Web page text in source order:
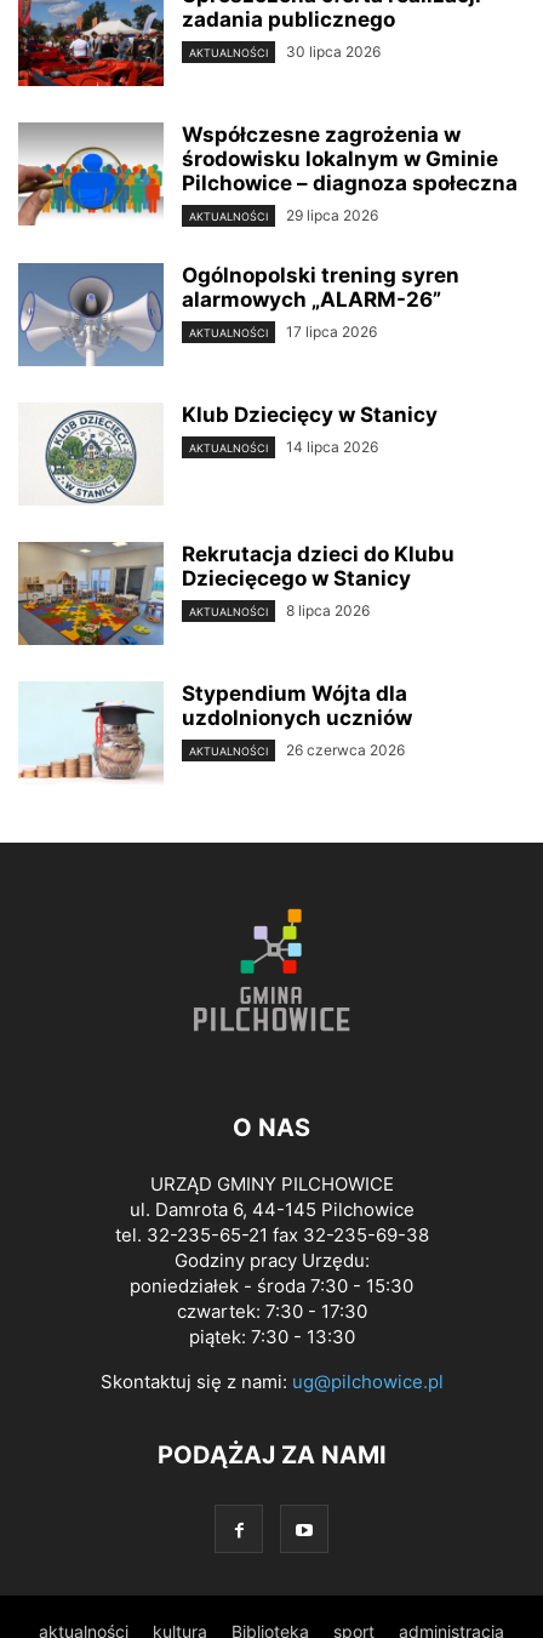
zadania publicznego
AKTUALNOŚCI 30 lipca 2026
Współczesne zagrożenia w
środowisku lokalnym w Gminie
Pilchowice – diagnoza społeczna
AKTUALNOŚCI 29 lipca 2026
Ogólnopolski trening syren
alarmowych „ALARM-26”
AKTUALNOŚCI 17 lipca 2026
Klub Dziecięcy w Stanicy
AKTUALNOŚCI 14 lipca 2026
Rekrutacja dzieci do Klubu
Dziecięcego w Stanicy
AKTUALNOŚCI 8 lipca 2026
Stypendium Wójta dla
uzdolnionych uczniów
AKTUALNOŚCI 26 czerwca 2026
O NAS
URZĄD GMINY PILCHOWICE
ul. Damrota 6, 44-145 Pilchowice
tel. 32-235-65-21 fax 32-235-69-38
Godziny pracy Urzędu:
poniedziałek - środa 7:30 - 15:30
czwartek: 7:30 - 17:30
piątek: 7:30 - 13:30
Skontaktuj się z nami: ug@pilchowice.pl
PODĄŻAJ ZA NAMI
aktualności kultura Biblioteka sport administracja